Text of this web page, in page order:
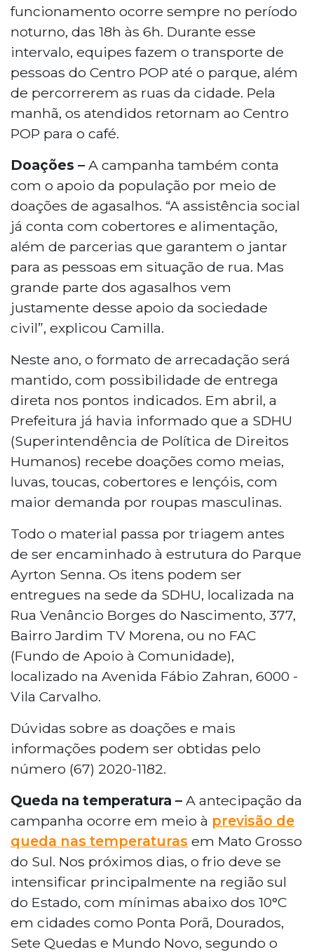
funcionamento ocorre sempre no período
noturno, das 18h às 6h. Durante esse
intervalo, equipes fazem o transporte de
pessoas do Centro POP até o parque, além
de percorrerem as ruas da cidade. Pela
manhã, os atendidos retornam ao Centro
POP para o café.
Doações – A campanha também conta
com o apoio da população por meio de
doações de agasalhos. “A assistência social
já conta com cobertores e alimentação,
além de parcerias que garantem o jantar
para as pessoas em situação de rua. Mas
grande parte dos agasalhos vem
justamente desse apoio da sociedade
civil”, explicou Camilla.
Neste ano, o formato de arrecadação será
mantido, com possibilidade de entrega
direta nos pontos indicados. Em abril, a
Prefeitura já havia informado que a SDHU
(Superintendência de Política de Direitos
Humanos) recebe doações como meias,
luvas, toucas, cobertores e lençóis, com
maior demanda por roupas masculinas.
Todo o material passa por triagem antes
de ser encaminhado à estrutura do Parque
Ayrton Senna. Os itens podem ser
entregues na sede da SDHU, localizada na
Rua Venâncio Borges do Nascimento, 377,
Bairro Jardim TV Morena, ou no FAC
(Fundo de Apoio à Comunidade),
localizado na Avenida Fábio Zahran, 6000 -
Vila Carvalho.
Dúvidas sobre as doações e mais
informações podem ser obtidas pelo
número (67) 2020-1182.
Queda na temperatura – A antecipação da
campanha ocorre em meio à previsão de
queda nas temperaturas em Mato Grosso
do Sul. Nos próximos dias, o frio deve se
intensificar principalmente na região sul
do Estado, com mínimas abaixo dos 10°C
em cidades como Ponta Porã, Dourados,
Sete Quedas e Mundo Novo, segundo o